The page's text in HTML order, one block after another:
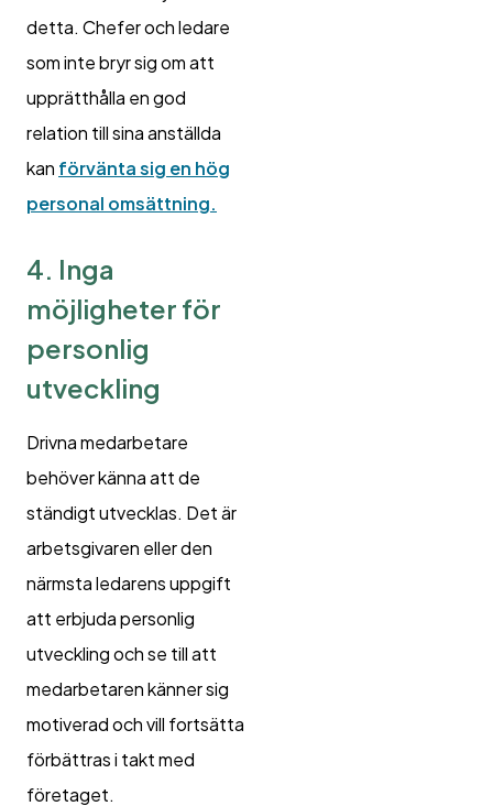
detta. Chefer och ledare
som inte bryr sig om att
upprätthålla en god
relation till sina anställda
kan förvänta sig en hög
personal omsättning.
4. Inga
möjligheter för
personlig
utveckling
Drivna medarbetare
behöver känna att de
ständigt utvecklas. Det är
arbetsgivaren eller den
närmsta ledarens uppgift
att erbjuda personlig
utveckling och se till att
medarbetaren känner sig
motiverad och vill fortsätta
förbättras i takt med
företaget.